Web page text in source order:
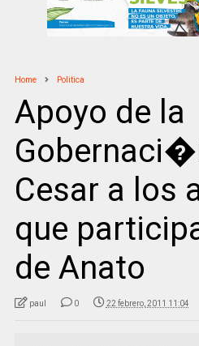
Home Politica
Apoyo de la
Cesar a los
que
de Anato
paul 0 22 febrero, 2011 11:04